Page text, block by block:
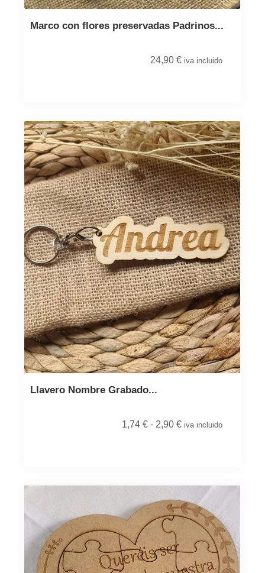
Marco con flores preservadas Padrinos...
24,90 € iva incluido
Llavero Nombre Grabado...
1,74 € - 2,90 € iva incluido